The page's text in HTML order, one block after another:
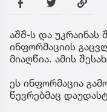
აშშ-ს და უკრაინას
ინფორმაციის
მიაღწია. ამის
ეს ინფორმაცია
წევრებმაც